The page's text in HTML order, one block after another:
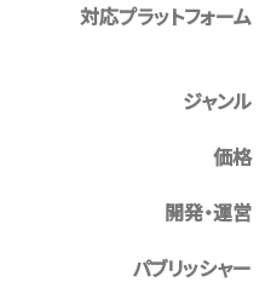
対応プラットフォーム
ジャンル
価格
開発・運営
パブリッシャー